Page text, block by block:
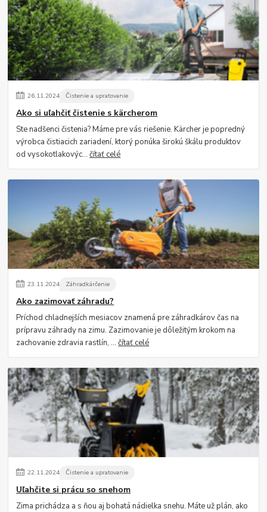
26.11.2024 Čistenie a upratovanie
Ako si uľahčiť čistenie s kärcherom
Ste nadšenci čistenia? Máme pre vás riešenie. Kärcher je popredný
výrobca čistiacich zariadení, ktorý ponúka širokú škálu produktov
od vysokotlakovýc...čítať celé
23.11.2024 Záhradkárčenie
Ako zazimovať záhradu?
Príchod chladnejších mesiacov znamená pre záhradkárov čas na
prípravu záhrady na zimu. Zazimovanie je dôležitým krokom na
zachovanie zdravia rastlín, ...čítať celé
22.11.2024 Čistenie a upratovanie
Uľahčite si prácu so snehom
Zima prichádza a s ňou aj bohatá nádielka snehu. Máte už plán, ako